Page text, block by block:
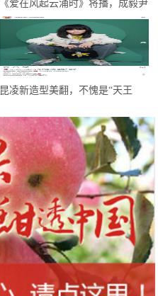
《爱在风起云涌时》将播，成毅尹
正首次合作，超期待
昆凌新造型美翻，不愧是“天王